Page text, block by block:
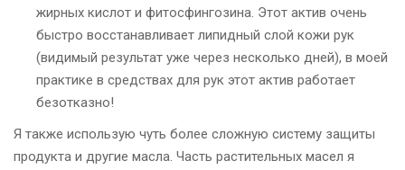
жирных кислот и фитосфингозина. Этот актив очень
быстро восстанавливает липидный слой кожи рук
(видимый результат уже через несколько дней), в моей
практике в средствах для рук этот актив работает
безотказно!
Я также использую чуть более сложную систему защиты
продукта и другие масла. Часть растительных масел я